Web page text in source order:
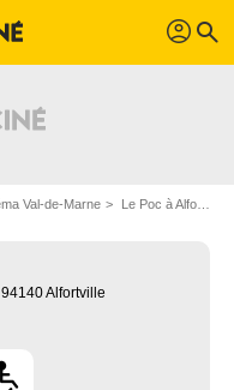
profil search
Val-de-Marne Le Poc à Alfortville
Alfortville